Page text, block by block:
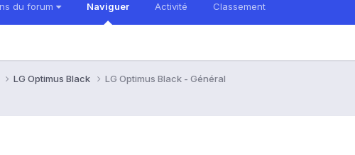
du forum Naviguer Activité Classement
LG Optimus Black LG Optimus Black - Général